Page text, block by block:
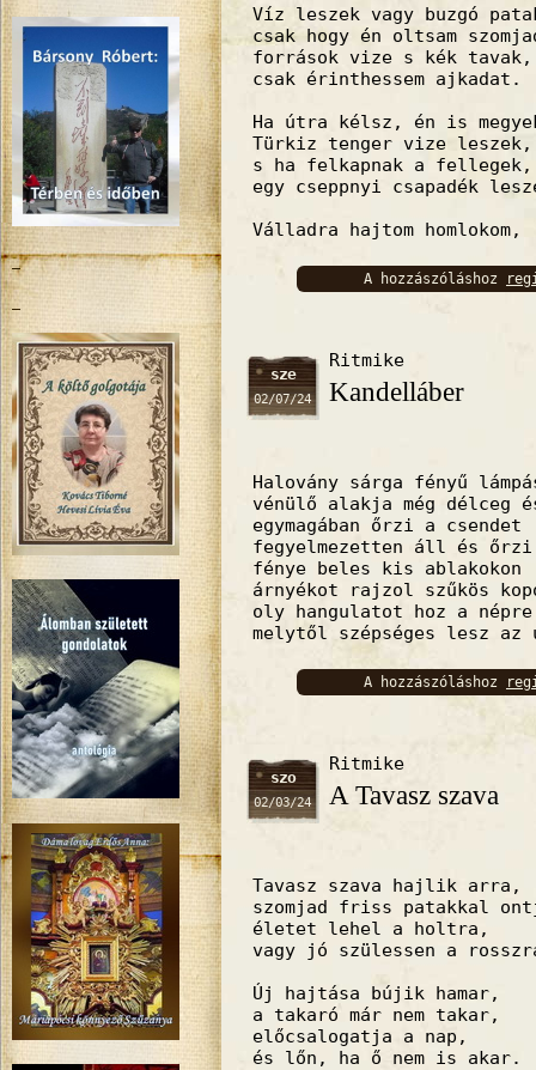
Víz leszek vagy buzgó
csak hogy én oltsam
források vize s kék tavak,
csak érinthessem ajkadat.
Ha útra kélsz, én is
Türkiz tenger vize leszek,
s ha felkapnak a fellegek,
egy cseppnyi csapadék
Válladra hajtom homlokom,
A hozzászóláshoz
sze
02/07/24
Ritmike
Kandelláber
Halovány sárga fényű
vénülő alakja még délceg
egymagában őrzi a csendet
fegyelmezetten áll és
fénye beles kis ablakokon
árnyékot rajzol szűkös
oly hangulatot hoz a népre
melytől szépséges lesz az
A hozzászóláshoz
szo
02/03/24
Ritmike
A Tavasz szava
Tavasz szava hajlik arra,
szomjad friss patakkal
életet lehel a holtra,
vagy jó szülessen a
Új hajtása bújik hamar,
a takaró már nem takar,
előcsalogatja a nap,
és lőn, ha ő nem is akar.